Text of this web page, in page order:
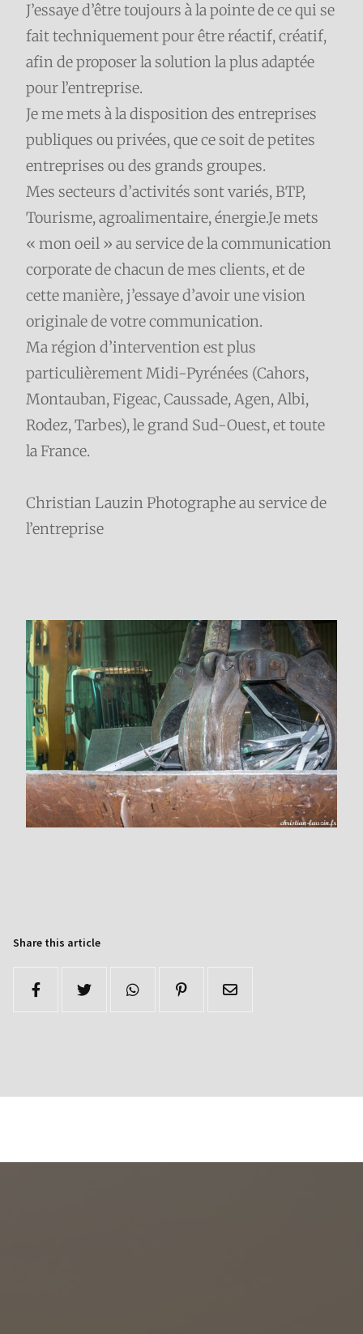
J’essaye d’être toujours à la pointe de ce qui se
fait techniquement pour être réactif, créatif,
afin de proposer la solution la plus adaptée
pour l’entreprise.
Je me mets à la disposition des entreprises
publiques ou privées, que ce soit de petites
entreprises ou des grands groupes.
Mes secteurs d’activités sont variés, BTP,
Tourisme, agroalimentaire, énergie.Je mets
« mon oeil » au service de la communication
corporate de chacun de mes clients, et de
cette manière, j’essaye d’avoir une vision
originale de votre communication.
Ma région d’intervention est plus
particulièrement Midi-Pyrénées (Cahors,
Montauban, Figeac, Caussade, Agen, Albi,
Rodez, Tarbes), le grand Sud-Ouest, et toute
la France.
Christian Lauzin Photographe au service de
l’entreprise
Share this article